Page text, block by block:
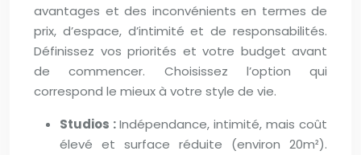
avantages et des inconvénients en termes de
prix, d’espace, d’intimité et de responsabilités.
Définissez vos priorités et votre budget avant
de commencer. Choisissez l’option qui
correspond le mieux à votre style de vie.
Studios :Indépendance, intimité, mais coût
élevé et surface réduite (environ 20m²).